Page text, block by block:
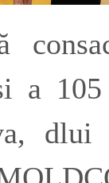
a
dlui